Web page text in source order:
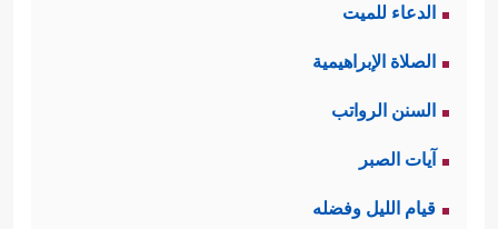
الدعاء للميت
الصلاة الإبراهيمية
السنن الرواتب
آيات الصبر
قيام الليل وفضله